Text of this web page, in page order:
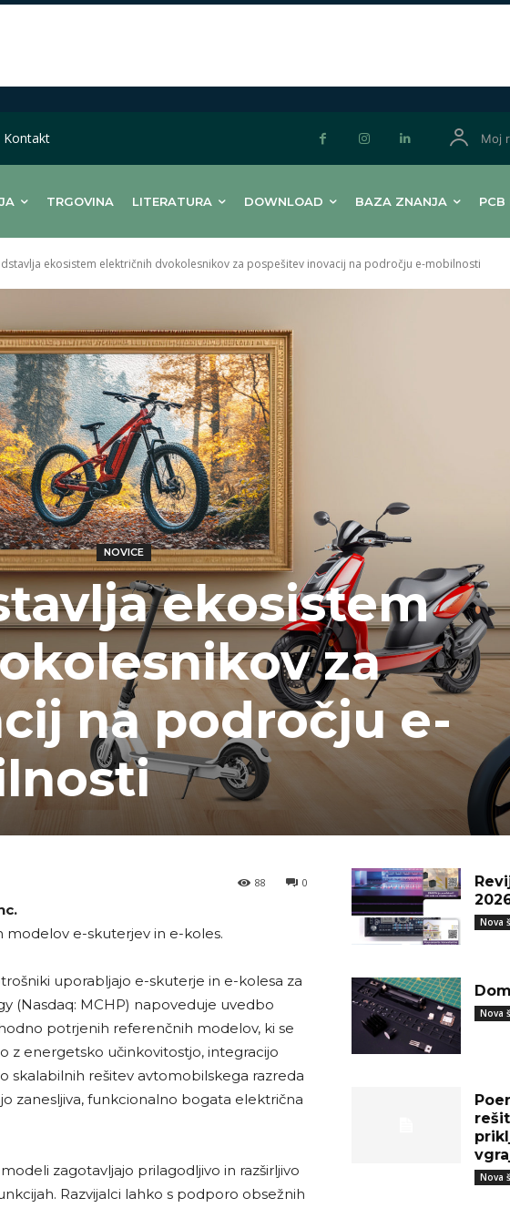
Kontakt Moj
TRGOVINA LITERATURA DOWNLOAD BAZA ZNANJA PCB
ekosistem električnih dvokolesnikov za pospešitev inovacij na področju e-mobilnosti
NOVICE
ekosistem
za
na področju e-
0
88
modelov e-skuterjev in e-koles.
uporabljajo e-skuterje in e-kolesa za
(Nasdaq: MCHP) napoveduje uvedbo
potrjenih referenčnih modelov, ki se
z energetsko učinkovitostjo, integracijo
skalabilnih rešitev avtomobilskega razreda
zanesljiva, funkcionalno bogata električna
zagotavljajo prilagodljivo in razširljivo
Razvijalci lahko s podporo obsežnih
Nova
Nova
Nova